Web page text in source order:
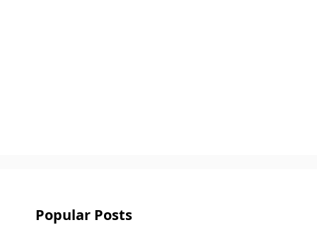
Popular Posts